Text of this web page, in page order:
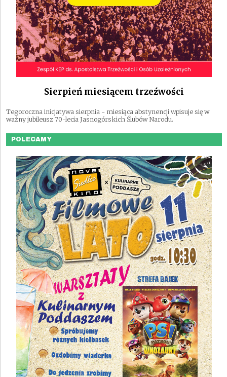
Sierpień miesiącem trzeźwości
Tegoroczna inicjatywa sierpnia - miesiąca abstynencji wpisuje się w
ważny jubileusz 70-lecia Jasnogórskich Ślubów Narodu.
POLECAMY